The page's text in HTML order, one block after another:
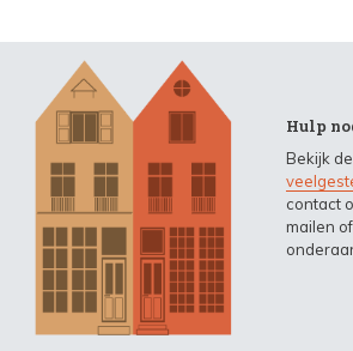
Hulp
Bekijk
contact
mailen